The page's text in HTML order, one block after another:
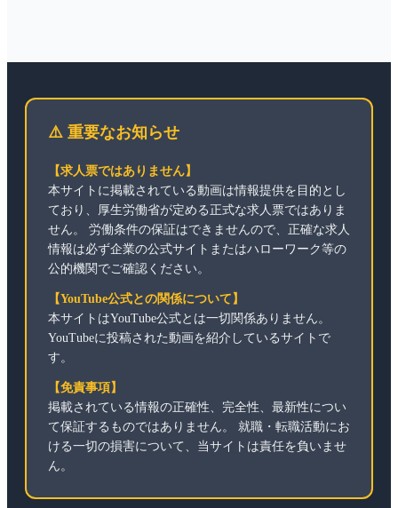
⚠️ 重要なお知らせ
【求人票ではありません】
本サイトに掲載されている動画は情報提供を目的とし
ており、厚生労働省が定める正式な求人票ではありま
せん。 労働条件の保証はできませんので、正確な求人
情報は必ず企業の公式サイトまたはハローワーク等の
公的機関でご確認ください。
【YouTube公式との関係について】
本サイトはYouTube公式とは一切関係ありません。
YouTubeに投稿された動画を紹介しているサイトで
す。
【免責事項】
掲載されている情報の正確性、完全性、最新性につい
て保証するものではありません。 就職・転職活動にお
ける一切の損害について、当サイトは責任を負いませ
ん。